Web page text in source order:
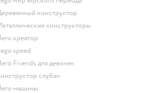
Деревянный конструктор
Металлические конструкторы
Лего креатор
Lego speed
Лего Friends для девочек
Конструктор слубан
Лего машины